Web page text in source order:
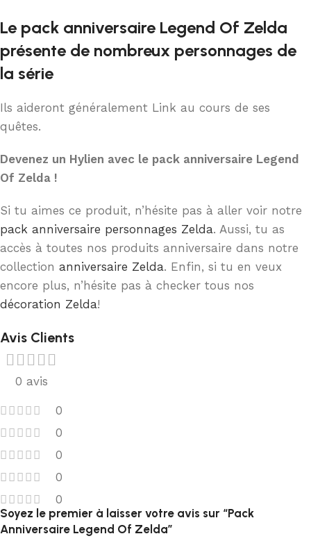
Le pack anniversaire Legend Of Zelda
présente de nombreux personnages de
la série
Ils aideront généralement Link au cours de ses
quêtes.
Devenez un Hylien avec le pack anniversaire Legend
Of Zelda !
Si tu aimes ce produit, n’hésite pas à aller voir notre
pack anniversaire personnages Zelda. Aussi, tu as
accès à toutes nos produits anniversaire dans notre
collection anniversaire Zelda. Enfin, si tu en veux
encore plus, n’hésite pas à checker tous nos
décoration Zelda!
Avis Clients
0 avis
0
0
0
0
0
Soyez le premier à laisser votre avis sur “Pack
Anniversaire Legend Of Zelda”